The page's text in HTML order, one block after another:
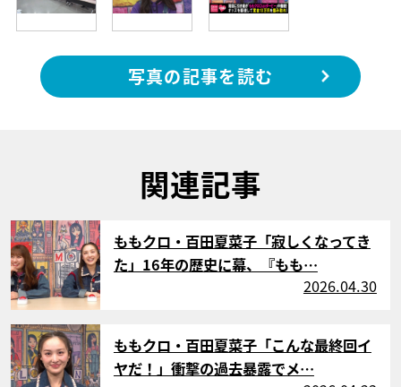
写真の記事を読む
関連記事
サムネイル
ももクロ・百田夏菜子「寂しくなってき
た」16年の歴史に幕、『もも…
2026.04.30
サムネイル
ももクロ・百田夏菜子「こんな最終回イ
ヤだ！」衝撃の過去暴露でメ…